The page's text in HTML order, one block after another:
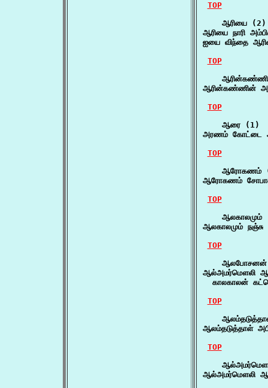
TOP
    ஆரியை (2)
ஆரியை நாரி
ஐயை விந்தை
TOP
ஆரின்கண்ணின்
TOP
    ஆரை (1)
அரணம் கோட்டை
TOP
ஆரோகணம்
ஆரோகணம்
TOP
ஆலகாலமும்
ஆலகாலமும்
TOP
ஆலபோசனன்
ஆல்அமர்மௌலி
காலகாலன்
TOP
ஆலம்தடுத்தாள்
TOP
ஆல்அமர்மௌலி